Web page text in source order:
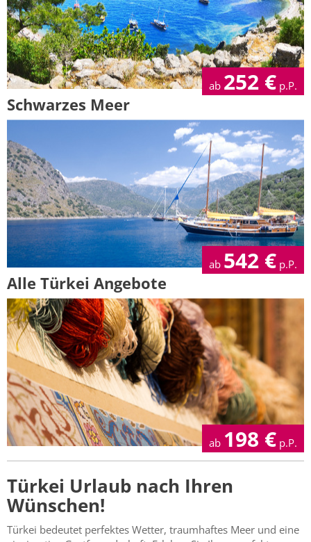
ab 252 € p.P.
Schwarzes Meer
ab 542 € p.P.
Alle Türkei Angebote
ab 198 € p.P.
Türkei Urlaub nach Ihren
Wünschen!
Türkei bedeutet perfektes Wetter, traumhaftes Meer und eine